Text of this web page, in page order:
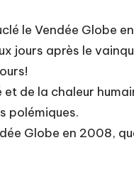
le Vendée Globe
après le
de la chaleur
polémiques.
Globe en 2008,